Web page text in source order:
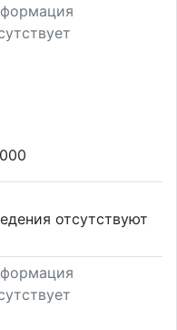
отсутствуют